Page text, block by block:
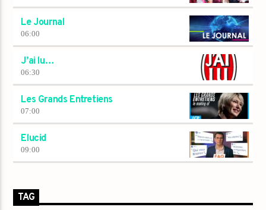
Le Journal
06:00
J’ai lu…
06:30
Les Grands Entretiens
07:00
Elucid
09:00
TAG